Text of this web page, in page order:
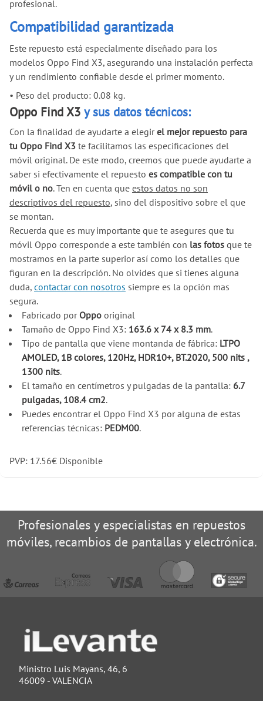
profesional.
Compatibilidad garantizada
Este repuesto está especialmente diseñado para los
modelos Oppo Find X3, asegurando una instalación perfecta
y un rendimiento confiable desde el primer momento.
• Peso del producto: 0.08 kg.
Oppo Find X3 y sus datos técnicos:
Con la finalidad de ayudarte a elegirel mejor repuesto para
tu Oppo Find X3 te facilitamos las especificaciones del
móvil original. De este modo, creemos que puede ayudarte a
saber si efectivamente el repuesto es compatible con tu
móvil o no. Ten en cuenta que estos datos no son
descriptivos del repuesto, sino del dispositivo sobre el que
se montan.
Recuerda que es muy importante que te asegures que tu
móvil Oppo corresponde a este también con las fotos que te
mostramos en la parte superior así como los detalles que
figuran en la descripción. No olvides que si tienes alguna
duda, contactar con nosotros siempre es la opción mas
segura.
Fabricado por Oppooriginal
Tamaño de Oppo Find X3: 163.6 x 74 x 8.3 mm.
Tipo de pantalla que viene montanda de fábrica: LTPO
AMOLED, 1B colores, 120Hz, HDR10+, BT.2020, 500 nits ,
1300 nits.
El tamaño en centímetros y pulgadas de la pantalla: 6.7
pulgadas, 108.4 cm2.
Puedes encontrar el Oppo Find X3 por alguna de estas
referencias técnicas: PEDM00.
PVP: 17.56€ Disponible
Profesionales y especialistas en repuestos
móviles, recambios de pantallas y electrónica.
Ministro Luis Mayans, 46, 6
46009 - VALENCIA